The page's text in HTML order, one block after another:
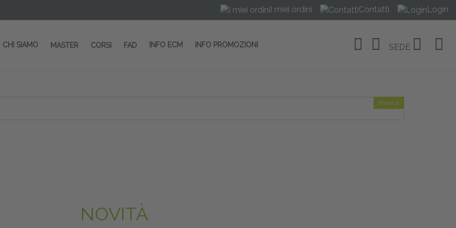
I miei ordini Contatti Login
CHI SIAMO MASTER CORSI FAD INFO ECM INFO PROMOZIONI SEDE
Ricerca
NOVITÀ